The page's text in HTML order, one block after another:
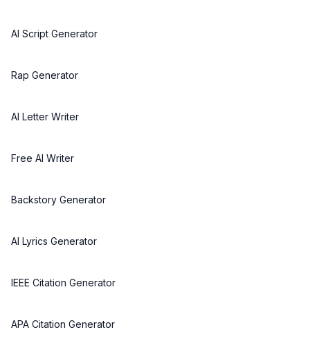
AI Script Generator
Rap Generator
AI Letter Writer
Free AI Writer
Backstory Generator
AI Lyrics Generator
IEEE Citation Generator
APA Citation Generator